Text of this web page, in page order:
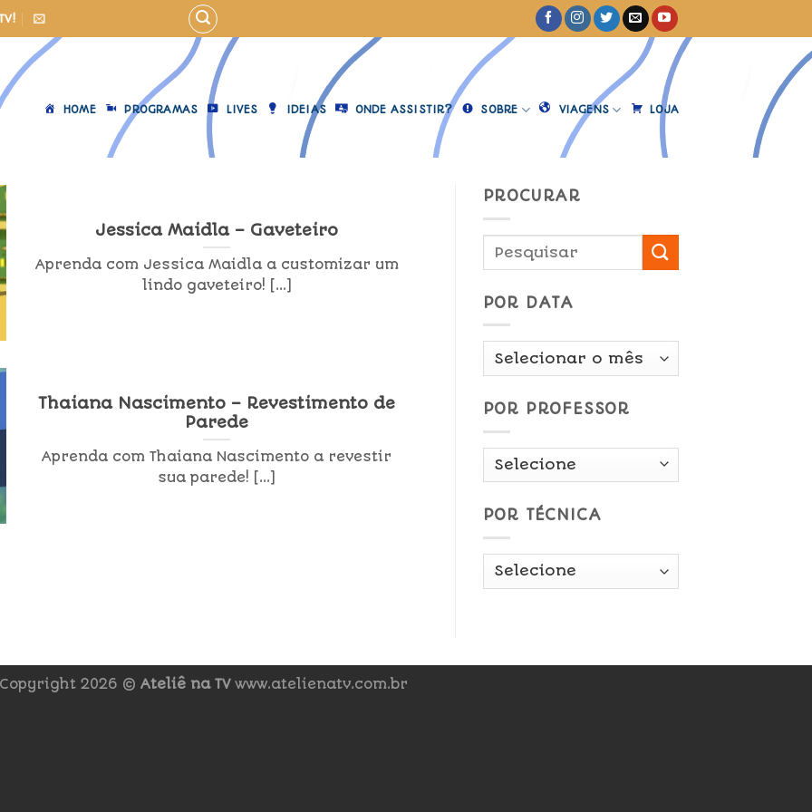
HOME PROGRAMAS LIVES IDEIAS ONDE ASSISTIR? SOBRE VIAGENS LOJA
Jessica Maidla – Gaveteiro
Aprenda com Jessica Maidla a customizar um
lindo gaveteiro! [...]
Thaiana Nascimento – Revestimento de
Parede
Aprenda com Thaiana Nascimento a revestir
sua parede! [...]
PROCURAR
POR DATA
Por
POR PROFESSOR
POR TÉCNICA
2026 © Ateliê na TVwww.atelienatv.com.br